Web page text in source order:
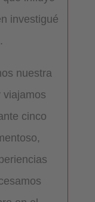
investigué
nuestra
viajamos
cinco